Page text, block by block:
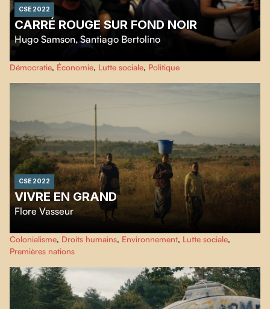
CSE 2022
CARRÉ ROUGE SUR FOND NOIR
Hugo Samson,Santiago Bertolino
Carré rouge sur fond noirsuit de l’intérieur la crise étudiante de 2012 et
nous projette au cœur d’un des plus importants mouvements sociaux du
Québec. Avec un style de caméra vérité, nous suivons les membres de la
Démocratie, Économie, Lutte sociale, Politique
CSE 2022
VIVRE EN GRAND
Flore Vasseur
Une activiste indonésienne parcourt le monde pour rencontrer des jeunes
impliqué·e·s dans la lutte aux inégalités sociales et à la pollution.
Colonialisme, Droits humains, Environnement, Lutte sociale,
Premières nations